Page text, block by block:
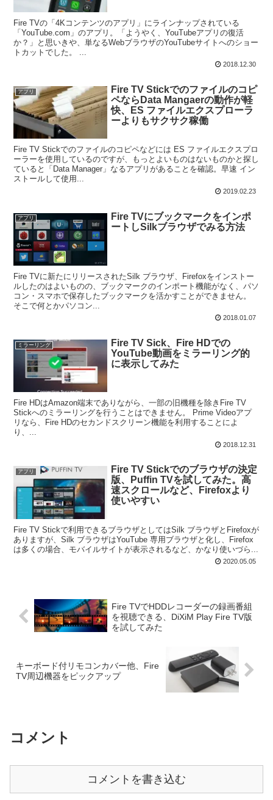
Fire TVの「4Kコンテンツのアプリ」にラインナップされている
「YouTube.com」のアプリ。「ようやく、YouTubeアプリの復活
か？」と思いきや、単なるWebブラウザのYouTubeサイトへのショー
トカットでした。 ...
2018.12.30
アプリ
Fire TV Stickでのファイルのコピ
ペならData Mangaerの動作が軽
快、ES ファイルエクスプローラ
ーよりもサクサク稼働
Fire TV Stickでのファイルのコピペなどには ES ファイルエクスプロ
ーラーを使用しているのですが、もっとよいものはないものかと探し
ていると「Data Manager」なるアプリがあることを確認。早速 イン
ストールして使用...
2019.02.23
アプリ
Fire TVにブックマークをインポ
ートしSilkブラウザでみる方法
Fire TVに新たにリリースされたSilk ブラウザ、Firefoxをインストー
ルしたのはよいものの、ブックマークのインポート機能がなく、パソ
コン・スマホで保存したブックマークを活かすことができません。
そこで何とかパソコン...
2018.01.07
ミラーリング
Fire TV Sick、Fire HDでの
YouTube動画をミラーリング的
に表示してみた
Fire HDはAmazon端末でありながら、一部の旧機種を除きFire TV
Stickへのミラーリングを行うことはできません。 Prime Videoアプ
リなら、Fire HDのセカンドスクリーン機能を利用することによ
り、...
2018.12.31
アプリ
Fire TV Stickでのブラウザの決定
版、Puffin TVを試してみた。高
速スクロールなど、Firefoxより
使いやすい
Fire TV Stickで利用できるブラウザとしてはSilk ブラウザとFirefoxが
ありますが、Silk ブラウザはYouTube 専用ブラウザと化し、Firefox
は多くの場合、モバイルサイトが表示されるなど、かなり使いづら...
2020.05.05
Fire TVでHDDレコーダーの録画番組
を視聴できる、DiXiM Play Fire TV版
を試してみた
キーボード付リモコンカバー他、Fire
TV周辺機器をピックアップ
コメント
コメントを書き込む